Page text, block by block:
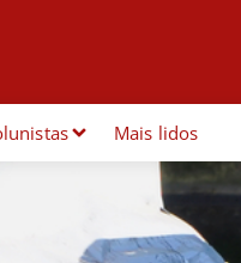
Mais lidos